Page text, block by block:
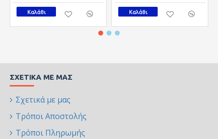
Καλάθι Καλάθι
ΣΧΕΤΙΚΆ ΜΕ ΜΑΣ
Σχετικά με μας
Τρόποι Αποστολής
Τρόποι Πληρωμής